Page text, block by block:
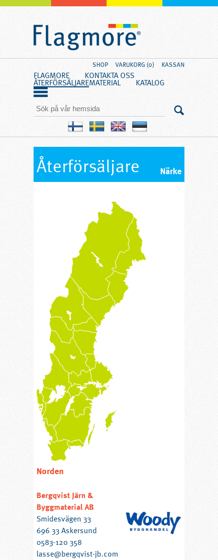
FLAGMORE KONTAKTA OSS
ÅTERFÖRSÄLJAREMATERIAL KATALOG
SHOP VARUKORG (0) KASSAN
Återförsäljare Närke
Norden
Bergqvist Järn &
Byggmaterial AB
Smidesvägen 33
696 33 Askersund
0583-120 358
lasse@bergqvist-jb.com